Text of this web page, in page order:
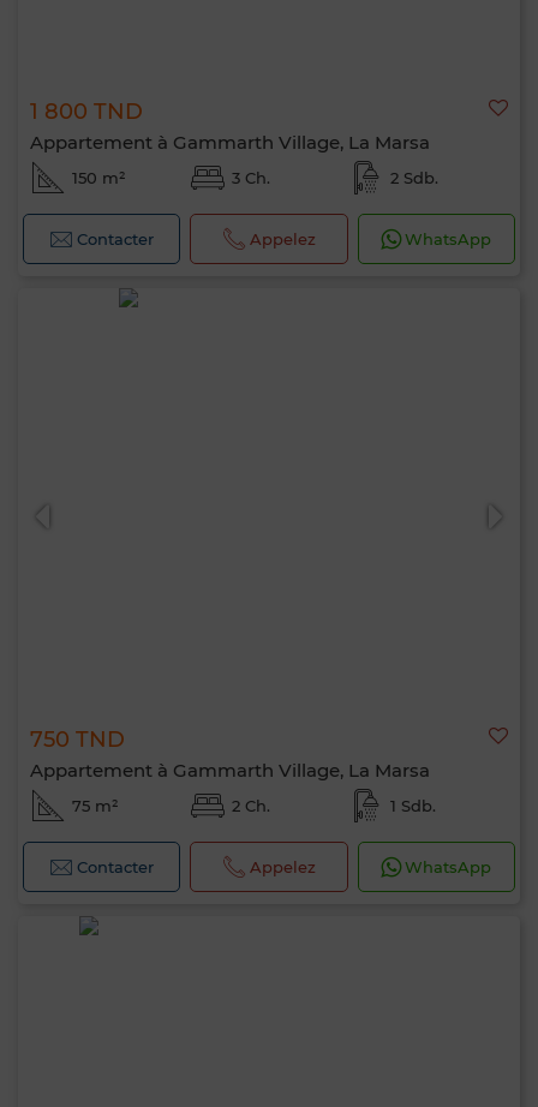
1 800 TND
Appartement à Gammarth Village, La Marsa
150 m² 3 Ch. 2 Sdb.
Contacter Appelez WhatsApp
750 TND
Appartement à Gammarth Village, La Marsa
75 m² 2 Ch. 1 Sdb.
Contacter Appelez WhatsApp